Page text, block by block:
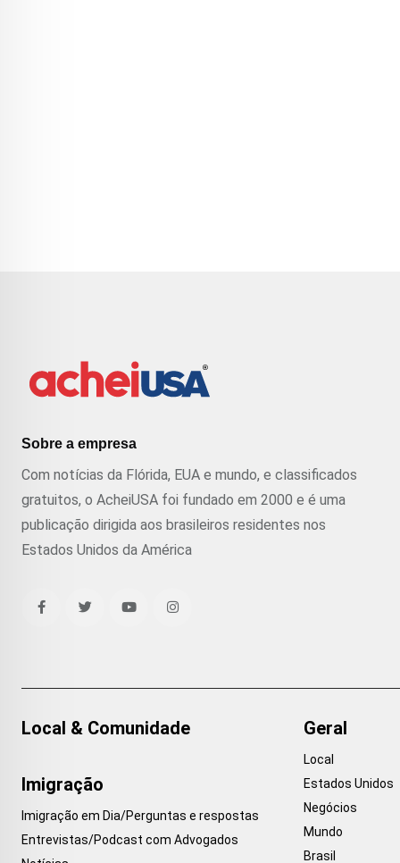
Sobre a empresa
Com notícias da Flórida, EUA e mundo, e classificados
gratuitos, o AcheiUSA foi fundado em 2000 e é uma
publicação dirigida aos brasileiros residentes nos
Estados Unidos da América
Local & Comunidade
Imigração
Imigração em Dia/Perguntas e respostas
Entrevistas/Podcast com Advogados
Geral
Local
Estados Unidos
Negócios
Mundo
Brasil